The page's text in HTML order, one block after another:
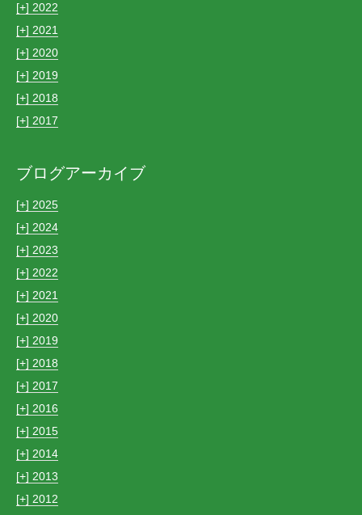
[+] 2022
[+] 2021
[+] 2020
[+] 2019
[+] 2018
[+] 2017
ブログアーカイブ
[+] 2025
[+] 2024
[+] 2023
[+] 2022
[+] 2021
[+] 2020
[+] 2019
[+] 2018
[+] 2017
[+] 2016
[+] 2015
[+] 2014
[+] 2013
[+] 2012